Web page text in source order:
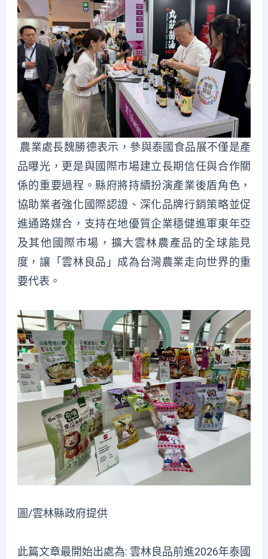
農業處長魏勝德表示，參與泰國食品展不僅是產
品曝光，更是與國際市場建立長期信任與合作關
係的重要過程。縣府將持續扮演產業後盾角色，
協助業者強化國際認證、深化品牌行銷策略並促
進通路媒合，支持在地優質企業穩健進軍東年亞
及其他國際市場，擴大雲林農產品的全球能見
度，讓「雲林良品」成為台灣農業走向世界的重
要代表。
圖/雲林縣政府提供
此篇文章最開始出處為: 雲林良品前進2026年泰國